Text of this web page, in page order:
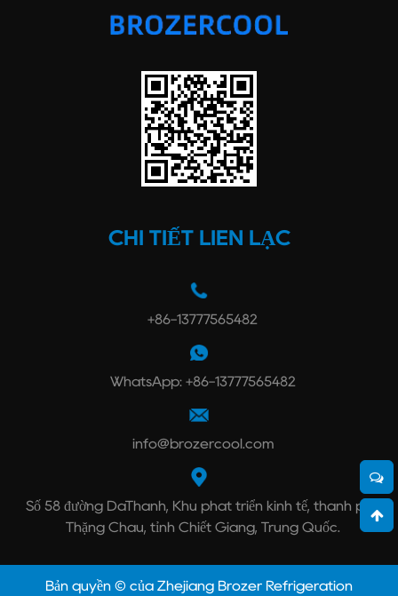
CHI TIẾT LIÊN LẠC
+86-13777565482
WhatsApp: +86-13777565482
info@brozercool.com
Số 58 đường DaThành, Khu phát triển kinh tế, thành phố
Thặng Châu, tỉnh Chiết Giang, Trung Quốc.
Bản quyền © của Zhejiang Brozer Refrigeration